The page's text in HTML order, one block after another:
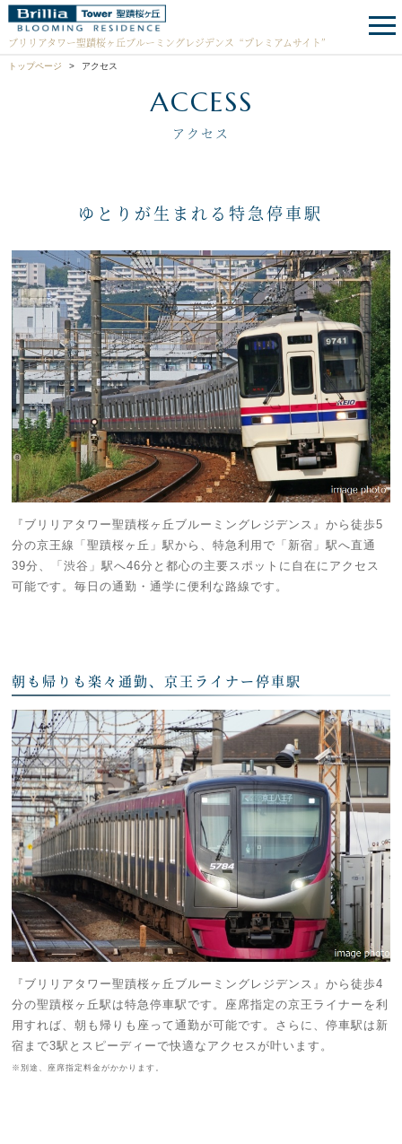
ブリリアタワー聖蹟桜ヶ丘ブルーミングレジデンス “プレミアムサイト”
トップページ アクセス
ACCESS
アクセス
ゆとりが生まれる特急停車駅
『ブリリアタワー聖蹟桜ヶ丘ブルーミングレジデンス』から徒歩5
分の京王線「聖蹟桜ヶ丘」駅から、特急利用で「新宿」駅へ直通
39分、「渋谷」駅へ46分と都心の主要スポットに自在にアクセス
可能です。毎日の通勤・通学に便利な路線です。
朝も帰りも楽々通勤、京王ライナー停車駅
『ブリリアタワー聖蹟桜ヶ丘ブルーミングレジデンス』から徒歩4
分の聖蹟桜ヶ丘駅は特急停車駅です。座席指定の京王ライナーを利
用すれば、朝も帰りも座って通勤が可能です。さらに、停車駅は新
宿まで3駅とスピーディーで快適なアクセスが叶います。
※別途、座席指定料金がかかります。